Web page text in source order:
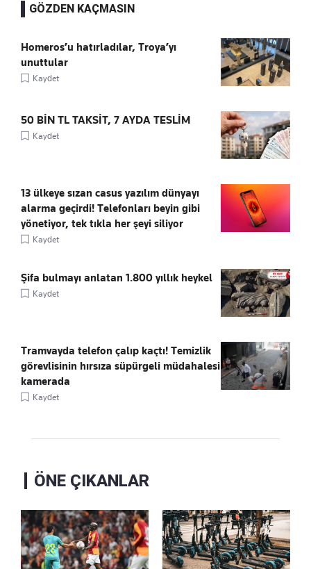
GÖZDEN KAÇMASIN
Homeros’u hatırladılar, Troya’yı
unuttular
Kaydet
50 BİN TL TAKSİT, 7 AYDA TESLİM
Kaydet
13 ülkeye sızan casus yazılım dünyayı
alarma geçirdi! Telefonları beyin gibi
yönetiyor, tek tıkla her şeyi siliyor
Kaydet
Şifa bulmayı anlatan 1.800 yıllık heykel
Kaydet
Tramvayda telefon çalıp kaçtı! Temizlik
görevlisinin hırsıza süpürgeli müdahalesi
kamerada
Kaydet
ÖNE ÇIKANLAR